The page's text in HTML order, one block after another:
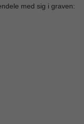
med sig i graven: